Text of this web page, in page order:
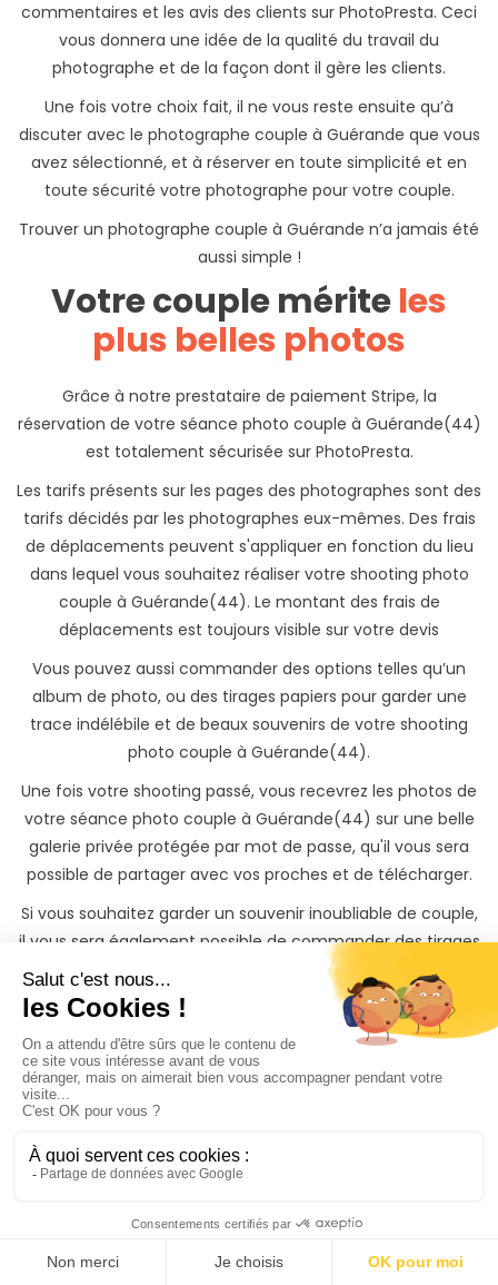
commentaires et les avis des clients sur PhotoPresta. Ceci
vous donnera une idée de la qualité du travail du
photographe et de la façon dont il gère les clients.
Une fois votre choix fait, il ne vous reste ensuite qu’à
discuter avec le photographe couple à Guérande que vous
avez sélectionné, et à réserver en toute simplicité et en
toute sécurité votre photographe pour votre couple.
Trouver un photographe couple à Guérande n’a jamais été
aussi simple !
Votre couple mériteles
plus belles photos
Grâce à notre prestataire de paiement Stripe, la
réservation de votre séance photo couple à Guérande(44)
est totalement sécurisée sur PhotoPresta.
Les tarifs présents sur les pages des photographes sont des
tarifs décidés par les photographes eux-mêmes. Des frais
de déplacements peuvent s'appliquer en fonction du lieu
dans lequel vous souhaitez réaliser votre shooting photo
couple à Guérande(44). Le montant des frais de
déplacements est toujours visible sur votre devis
Vous pouvez aussi commander des options telles qu’un
album de photo, ou des tirages papiers pour garder une
trace indélébile et de beaux souvenirs de votre shooting
photo couple à Guérande(44).
Une fois votre shooting passé, vous recevrez les photos de
votre séance photo couple à Guérande(44) sur une belle
galerie privée protégée par mot de passe, qu'il vous sera
possible de partager avec vos proches et de télécharger.
Si vous souhaitez garder un souvenir inoubliable de couple,
il vous sera également possible de commander des tirages
photos papiers ainsi que des albums photos à des tarifs
préférentiels directement depuis votre galerie photo
Trouvez rapidement un
vos proches même si vous
n'avezpas le temps de
chercher
Guérande sur PhotoPresta